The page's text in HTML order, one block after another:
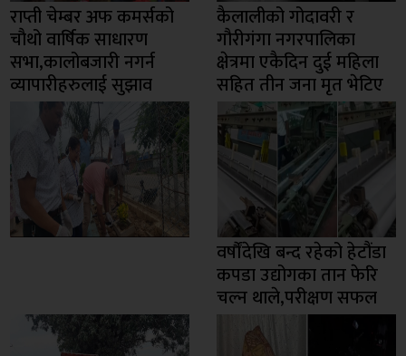
राप्ती चेम्बर अफ कमर्सको
चाैथो वार्षिक साधारण
सभा,कालोबजारी नगर्न
व्यापारीहरुलाई सुझाव
कैलालीको गोदावरी र
गौरीगंगा नगरपालिका
क्षेत्रमा एकैदिन दुई महिला
सहित तीन जना मृत भेटिए
वर्षौंदेखि बन्द रहेको हेटौंडा
कपडा उद्योगका तान फेरि
चल्न थाले,परीक्षण सफल